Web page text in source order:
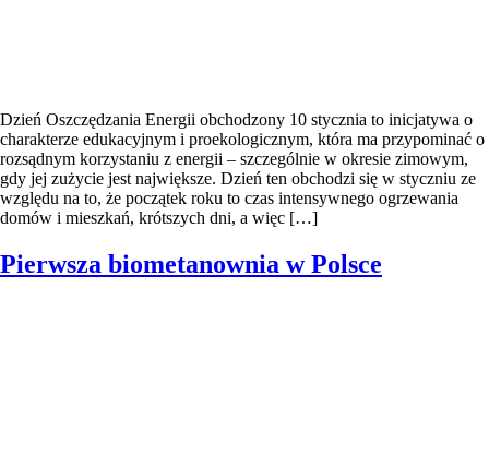
Dzień Oszczędzania Energii obchodzony 10 stycznia to inicjatywa o
charakterze edukacyjnym i proekologicznym, która ma przypominać o
rozsądnym korzystaniu z energii – szczególnie w okresie zimowym,
gdy jej zużycie jest największe. Dzień ten obchodzi się w styczniu ze
względu na to, że początek roku to czas intensywnego ogrzewania
domów i mieszkań, krótszych dni, a więc […]
Pierwsza biometanownia w Polsce